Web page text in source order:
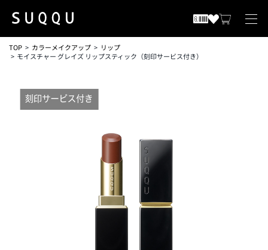
TOP カラーメイクアップ
リップ
モイスチャー グレイズ リップスティック（刻印サービス付き）